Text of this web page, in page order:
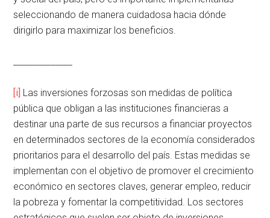
seleccionando de manera cuidadosa hacia dónde
dirigirlo para maximizar los beneficios.
[i] Las inversiones forzosas son medidas de política
pública que obligan a las instituciones financieras a
destinar una parte de sus recursos a financiar proyectos
en determinados sectores de la economía considerados
prioritarios para el desarrollo del país. Estas medidas se
implementan con el objetivo de promover el crecimiento
económico en sectores claves, generar empleo, reducir
la pobreza y fomentar la competitividad. Los sectores